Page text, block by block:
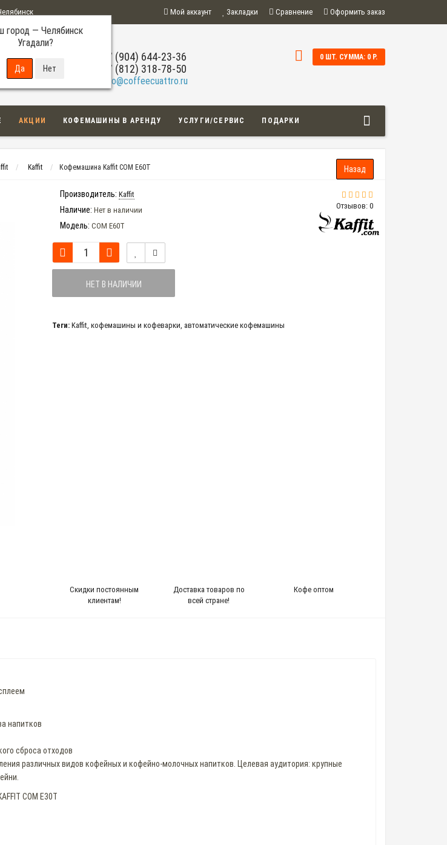
город — Челябинск
Угадали?
Мой аккаунт Закладки Сравнение Оформить заказ
+7 (904) 644-23-36
+7 (812) 318-78-50
info@coffeecuattro.ru
0 ШТ. СУММА: 0 Р.
АКЦИИ КОФЕМАШИНЫ В АРЕНДУ УСЛУГИ/СЕРВИС ПОДАРКИ
Kaffit Кофемашина Kaffit COM E60T
Отзывов: 0
Производитель: Kaffit
Наличие: Нет в наличии
Модель: COM E60T
НЕТ В НАЛИЧИИ
Теги: Kaffit, кофемашины и кофеварки, автоматические кофемашины
Скидки постоянным
клиентам!
Доставка товаров по
всей стране!
Кофе оптом
напитков
сброса отходов
различных видов кофейных и кофейно-молочных напитков. Целевая аудитория: крупные
COM E30T